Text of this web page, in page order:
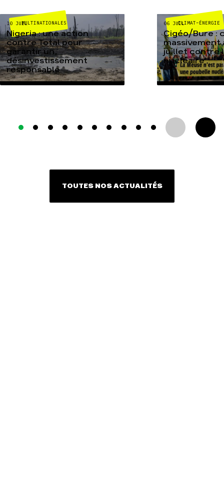
MULTINATIONALES
10 JUIL
Nigeria : une action
contre Total pour
garantir un
désinvestissement
responsable
CLIMAT-ÉNERGIE
06 JUIL
Cigéo/Bure :
massivement
juillet contre
nucléaire
TOUTES NOS ACTUALITÉS